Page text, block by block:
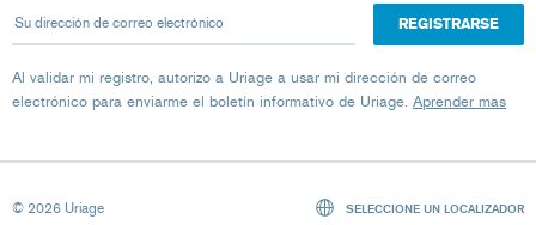
Su dirección de correo electrónico
Al validar mi registro, autorizo ​​a Uriage a usar mi dirección de correo
electrónico para enviarme el boletín informativo de Uriage. Aprender mas
© 2026 Uriage SELECCIONE UN LOCALIZADOR